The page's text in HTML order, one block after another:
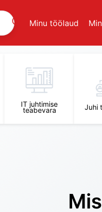
Minu töölaud
IT juhtimise
teabevara Juhi